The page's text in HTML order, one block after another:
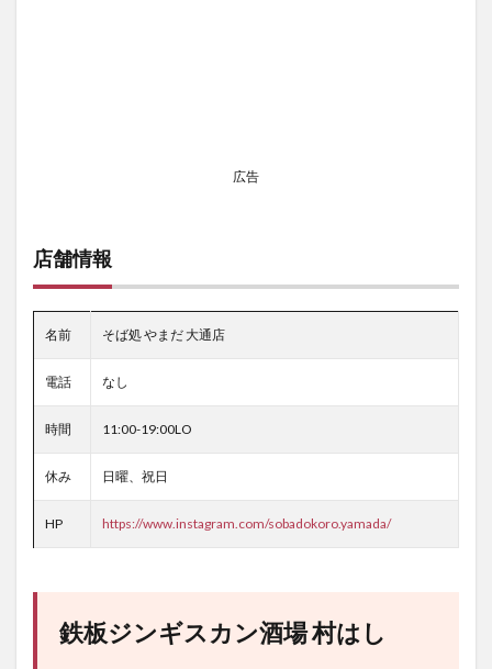
広告
店舗情報
名前 そば処 やまだ 大通店
電話 なし
時間 11:00-19:00LO
休み 日曜、祝日
HP https://www.instagram.com/sobadokoro.yamada/
鉄板ジンギスカン酒場 村はし